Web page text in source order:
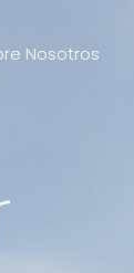
Nosotros